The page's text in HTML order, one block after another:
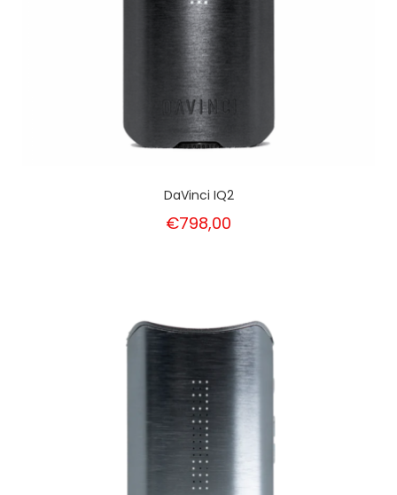
DaVinci IQ2
€798,00